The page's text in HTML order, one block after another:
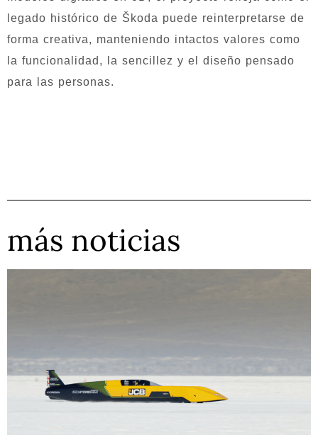
legado histórico de Škoda puede reinterpretarse de
forma creativa, manteniendo intactos valores como
la funcionalidad, la sencillez y el diseño pensado
para las personas.
más noticias